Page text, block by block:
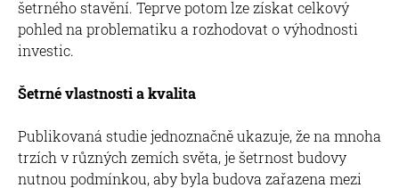
šetrného stavění. Teprve potom lze získat celkový
pohled na problematiku a rozhodovat o výhodnosti
investic.
Šetrné vlastnosti a kvalita
Publikovaná studie jednoznačně ukazuje, že na mnoha
trzích v různých zemích světa, je šetrnost budovy
nutnou podmínkou, aby byla budova zařazena mezi